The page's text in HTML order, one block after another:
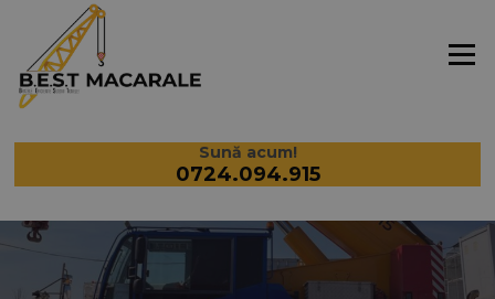
Sari la conținut
Meniu
Sună acum!
0724.094.915